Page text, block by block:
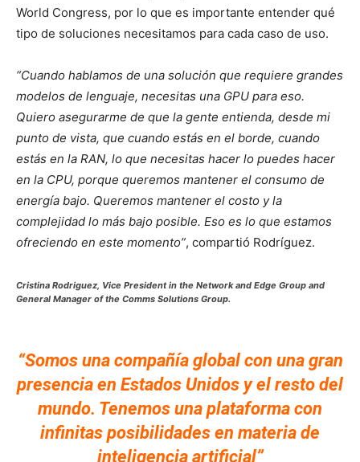
World Congress, por lo que es importante entender qué
tipo de soluciones necesitamos para cada caso de uso.
“Cuando hablamos de una solución que requiere grandes
modelos de lenguaje, necesitas una GPU para eso.
Quiero asegurarme de que la gente entienda, desde mi
punto de vista, que cuando estás en el borde, cuando
estás en la RAN, lo que necesitas hacer lo puedes hacer
en la CPU, porque queremos mantener el consumo de
energía bajo. Queremos mantener el costo y la
complejidad lo más bajo posible. Eso es lo que estamos
ofreciendo en este momento”, compartió Rodríguez.
Cristina Rodriguez, Vice President in the Network and Edge Group and
General Manager of the Comms Solutions Group.
“Somos una compañía global con una gran
presencia en Estados Unidos y el resto del
mundo. Tenemos una plataforma con
infinitas posibilidades en materia de
inteligencia artificial”